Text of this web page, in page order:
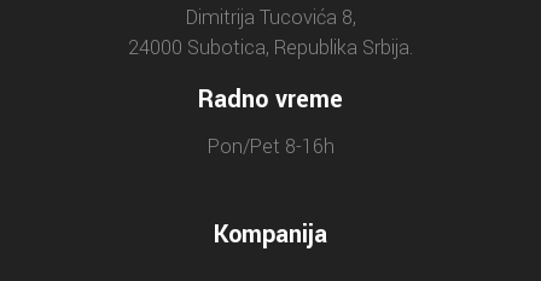
Dimitrija Tucovića 8,
24000 Subotica, Republika Srbija.
Radno vreme
Pon/Pet 8-16h
Kompanija